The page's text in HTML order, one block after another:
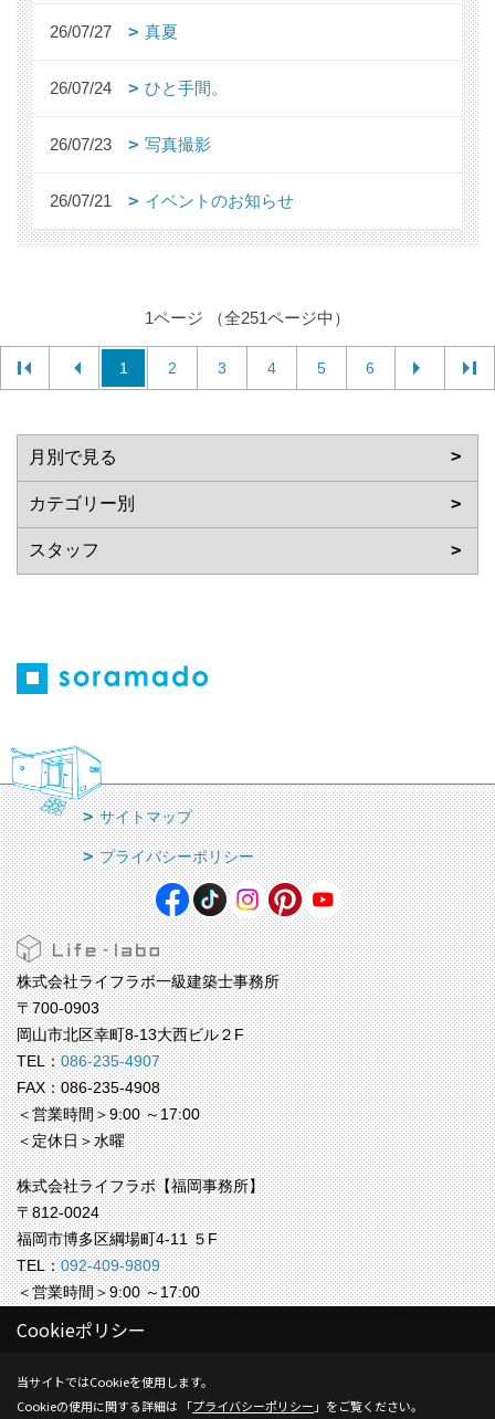
26/07/27 真夏
26/07/24 ひと手間。
26/07/23 写真撮影
26/07/21 イベントのお知らせ
1ページ （全251ページ中）
1 2 3 4 5 6
サイトマップ
プライバシーポリシー
株式会社ライフラボ一級建築士事務所
〒700-0903
岡山市北区幸町8-13大西ビル２F
TEL：086-235-4907
FAX：086-235-4908
＜営業時間＞9:00 ～17:00
＜定休日＞水曜
株式会社ライフラボ【福岡事務所】
〒812-0024
福岡市博多区綱場町4-11 ５F
TEL：092-409-9809
＜営業時間＞9:00 ～17:00
＜定休日＞水曜
Copyright (c) Life-labo. All Rights Reserved.
Produced byゴデスクリエイト
Cookieポリシー
当サイトではCookieを使用します。
Cookieの使用に関する詳細は 「プライバシーポリシー 」をご覧ください。